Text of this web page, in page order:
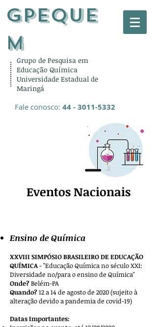
gPEQUE
M
Grupo de Pesquisa em
Educação Química
Universidade Estadual de
Maringá
Fale conosco: 44 - 3011-5332
Eventos Nacionais
Ensino de Química
XXVIII SIMPÓSIO BRASILEIRO DE EDUCAÇÃO
QUÍMICA- "Educação Química no século XXI:
Diversidade no/para o ensino de Química"
Onde?Belém-PA
Quando?12 a 14 de agosto de 2020 (sujeito à
alteração devido a pandemia de covid-19)
Datas Importantes: